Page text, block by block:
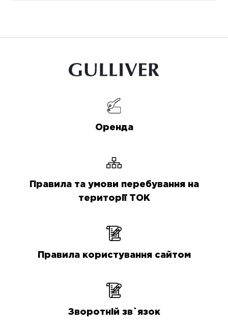
Оренда
Правила та умови перебування на
території ТОК
Правила користування сайтом
Зворотній зв`язок